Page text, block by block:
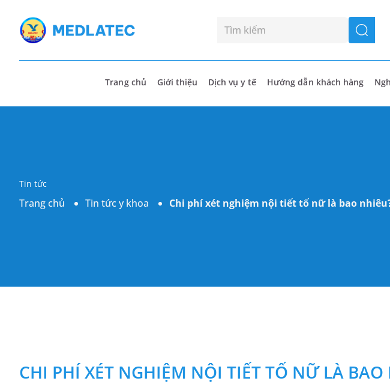
seach
Trang chủ Giới thiệu Dịch vụ y tế Hướng dẫn khách hàng
Tin tức
Trang chủ Tin tức y khoa Chi phí xét nghiệm nội tiết tố nữ là bao
CHI PHÍ XÉT NGHIỆM NỘI TIẾT TỐ NỮ LÀ BAO